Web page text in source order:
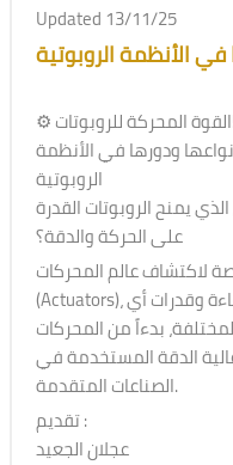
Updated 13/11/25
الأنظمة الروبوتية
ودورها في الأنظمة
الروبوتية
يمنح الروبوتات القدرة
على الحركة والدقة؟
لاكتشاف عالم المحركات
(Actuators)، وكيف يحدد اختيارها وتصميمها كفاءة وقدرات أي
بدءاً من المحركات
الدقة المستخدمة في
الصناعات المتقدمة.
تقديم :